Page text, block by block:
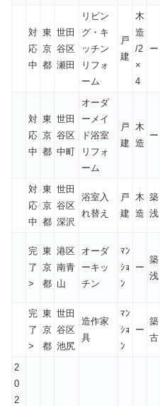
対
応
中
東
京
都
世田
谷区
瀬田
リビン
グ・キ
ッチン
リフォ
ーム
戸
建
木
造
/2
×
4
ー
対
応
中
東
京
都
世田
谷区
中町
オーダ
ーメイ
ド浴室
リフォ
ーム
戸
建
木
造
ー
対
応
中
東
京
都
世田
谷区
深沢
浴室入
れ替え
戸
建
木
造
築
浅
完
了
>
東
京
都
港区
南青
山
オーダ
ーキッ
チン
ﾏﾝ
ｼｮ
ﾝ
ー
築
浅
完
了
>
東
京
都
世田
谷区
池尻
造作家
具
ﾏﾝ
ｼｮ
ﾝ
ー
築
古
2
0
2